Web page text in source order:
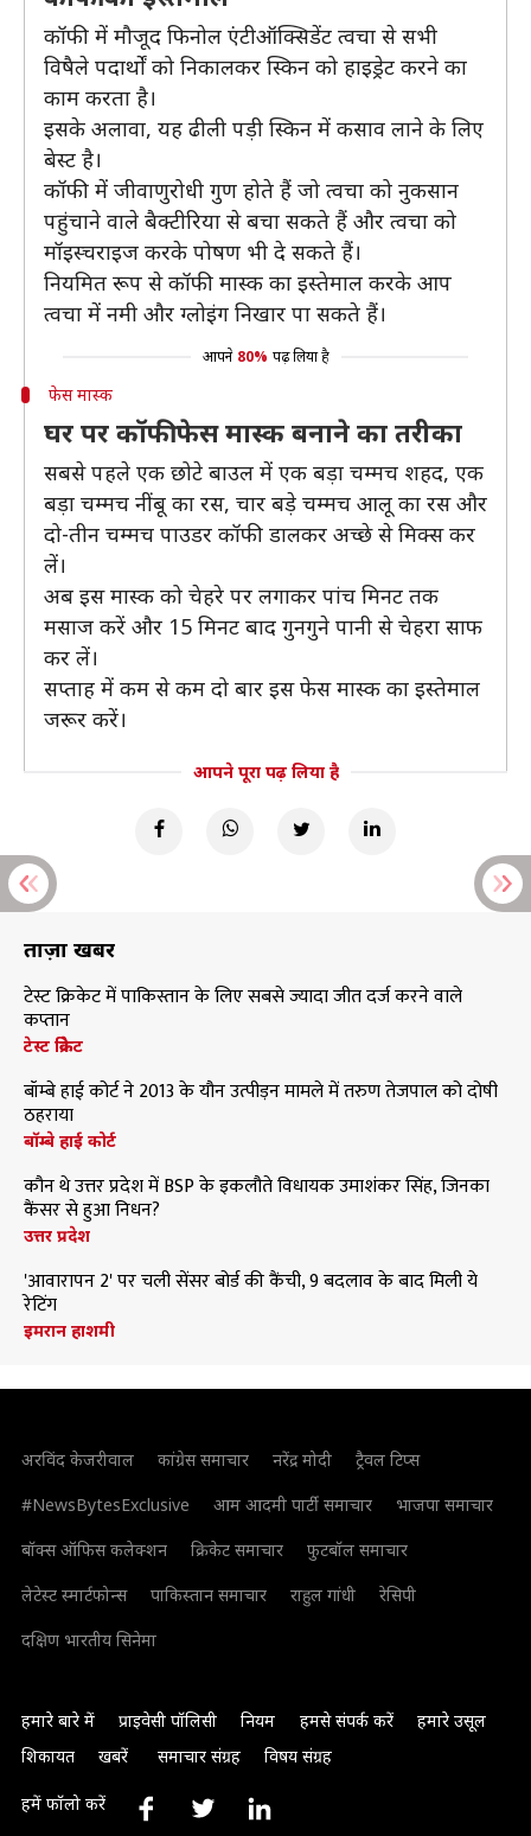
कॉफी में मौजूद फिनोल एंटीऑक्सिडेंट त्वचा से सभी
विषैले पदार्थों को निकालकर स्किन को हाइड्रेट करने का
काम करता है।
इसके अलावा, यह ढीली पड़ी स्किन में कसाव लाने के लिए
बेस्ट है।
कॉफी में जीवाणुरोधी गुण होते हैं जो त्वचा को नुकसान
पहुंचाने वाले बैक्टीरिया से बचा सकते हैं और त्वचा को
मॉइस्चराइज करके पोषण भी दे सकते हैं।
नियमित रूप से कॉफी मास्क का इस्तेमाल करके आप
त्वचा में नमी और ग्लोइंग निखार पा सकते हैं।
आपने 80% पढ़ लिया है
फेस मास्क
घर पर कॉफी फेस मास्क बनाने का तरीका
सबसे पहले एक छोटे बाउल में एक बड़ा चम्मच शहद, एक
बड़ा चम्मच नींबू का रस, चार बड़े चम्मच आलू का रस और
दो-तीन चम्मच पाउडर कॉफी डालकर अच्छे से मिक्स कर
लें।
अब इस मास्क को चेहरे पर लगाकर पांच मिनट तक
मसाज करें और 15 मिनट बाद गुनगुने पानी से चेहरा साफ
कर लें।
सप्ताह में कम से कम दो बार इस फेस मास्क का इस्तेमाल
जरूर करें।
आपने पूरा पढ़ लिया है
ताज़ा खबरें
टेस्ट क्रिकेट में पाकिस्तान के लिए सबसे ज्यादा जीत दर्ज करने वाले
कप्तान
टेस्ट क्रिकेट
बॉम्बे हाई कोर्ट ने 2013 के यौन उत्पीड़न मामले में तरुण तेजपाल को दोषी
ठहराया
बॉम्बे हाई कोर्ट
कौन थे उत्तर प्रदेश में BSP के इकलौते विधायक उमाशंकर सिंह, जिनका
कैंसर से हुआ निधन?
उत्तर प्रदेश
'आवारापन 2' पर चली सेंसर बोर्ड की कैंची, 9 बदलाव के बाद मिली ये
रेटिंग
इमरान हाशमी
अरविंद केजरीवाल कांग्रेस समाचार नरेंद्र मोदी
ट्रैवल टिप्स
#NewsBytesExclusive
आम आदमी पार्टी समाचार
भाजपा समाचार
बॉक्स ऑफिस कलेक्शन
क्रिकेट समाचार
फुटबॉल समाचार
लेटेस्ट स्मार्टफोन्स
पाकिस्तान समाचार राहुल गांधी
रेसिपी
दक्षिण भारतीय सिनेमा
हमारे बारे में प्राइवेसी पॉलिसी नियम हमसे संपर्क करें
हमारे उसूल
शिकायत
खबरें समाचार संग्रह विषय संग्रह
हमें फॉलो करें